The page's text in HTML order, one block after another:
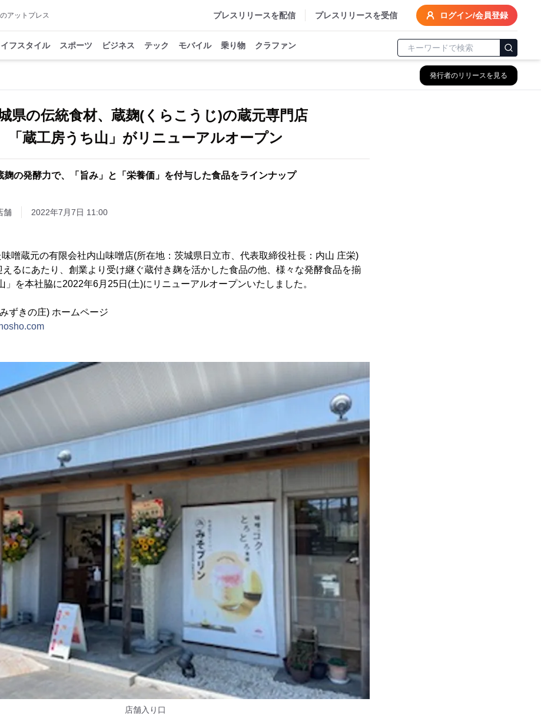
アットプレス プレスリリースを配信 プレスリリースを受信 ログイン/会員登録
フスタイル スポーツ ビジネス テック モバイル 乗り物 クラファン
発行者のリリースを見る
県の伝統食材、蔵麹(くらこうじ)の蔵元専門店
「蔵工房うち山」がリニューアルオープン
麹の発酵力で、「旨み」と「栄養価」を付与した食品をラインナップ
舗 2022年7月7日 11:00
噌蔵元の有限会社内山味噌店(所在地：茨城県日立市、代表取締役社長：内山 庄栄)
るにあたり、創業より受け継ぐ蔵付き麹を活かした食品の他、様々な発酵食品を揃
」を本社脇に2022年6月25日(土)にリニューアルオープンいたしました。
ずきの庄) ホームページ
店舗入り口